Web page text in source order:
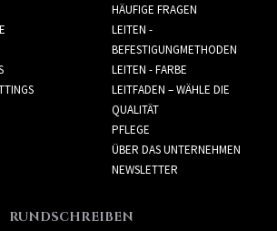
HÄUFIGE FRAGEN
LEITEN -
BEFESTIGUNGMETHODEN
LEITEN - FARBE
LEITFADEN – WÄHLE DIE
QUALITÄT
PFLEGE
ÜBER DAS UNTERNEHMEN
NEWSLETTER
RUNDSCHREIBEN